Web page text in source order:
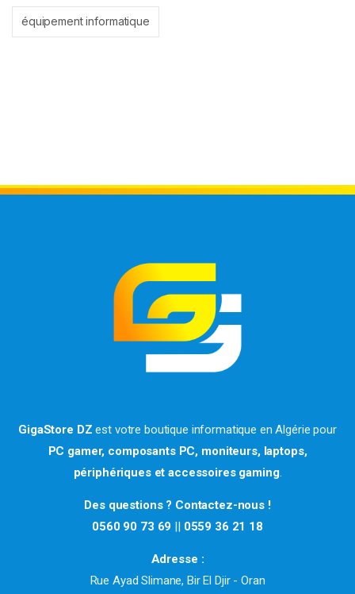
équipement informatique
GigaStore DZ est votre boutique informatique en Algérie pour
PC gamer, composants PC, moniteurs, laptops,
périphériques et accessoires gaming.
Des questions ? Contactez-nous !
0560 90 73 69 || 0559 36 21 18
Adresse :
Rue Ayad Slimane, Bir El Djir - Oran